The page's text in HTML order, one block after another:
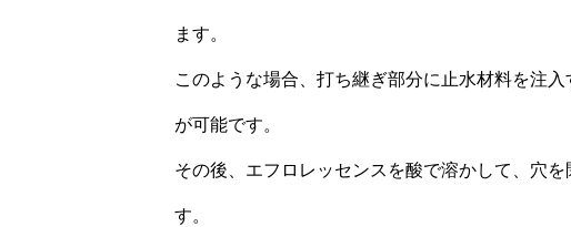
ます。
このような場合、打ち継ぎ部分に止水材料を注
が可能です。
その後、エフロレッセンスを酸で溶かして、穴
す。